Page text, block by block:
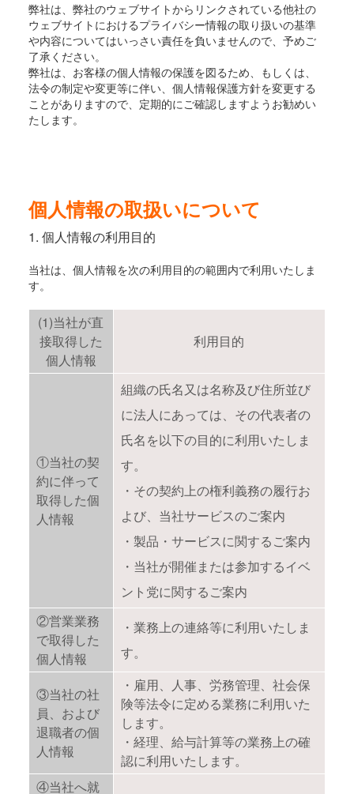
弊社は、弊社のウェブサイトからリンクされている他社の
ウェブサイトにおけるプライバシー情報の取り扱いの基準
や内容についてはいっさい責任を負いませんので、予めご
了承ください。
弊社は、お客様の個人情報の保護を図るため、もしくは、
法令の制定や変更等に伴い、個人情報保護方針を変更する
ことがありますので、定期的にご確認しますようお勧めい
たします。
個人情報の取扱いについて
1. 個人情報の利用目的
当社は、個人情報を次の利用目的の範囲内で利用いたしま
す。
(1)当社が直
接取得した
個人情報
利用目的
①当社の契
約に伴って
取得した個
人情報
組織の氏名又は名称及び住所並び
に法人にあっては、その代表者の
氏名を以下の目的に利用いたしま
す。
・その契約上の権利義務の履行お
よび、当社サービスのご案内
・製品・サービスに関するご案内
・当社が開催または参加するイベ
ント党に関するご案内
②営業業務
で取得した
個人情報
・業務上の連絡等に利用いたしま
す。
③当社の社
員、および
退職者の個
人情報
・雇用、人事、労務管理、社会保
険等法令に定める業務に利用いた
します。
・経理、給与計算等の業務上の確
認に利用いたします。
④当社へ就